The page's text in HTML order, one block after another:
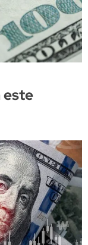
este